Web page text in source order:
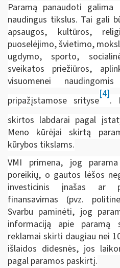
Paramą panaudoti
naudingus tikslus. Tai gali
apsaugos, kultūros,
puoselėjimo, švietimo,
ugdymo, sporto,
sveikatos priežiūros,
visuomenei
pripažįstamose srityse
[4]
.
skirtos labdarai pagal
Meno kūrėjai skirtą
kūrybos tikslams.
VMI primena, jog
poreikių, o gautos lėšos
investicinis įnašas ar
finansavimas (pvz.
Svarbu paminėti, jog
informaciją apie paramą
reklamai skirti daugiau nei
išlaidos didesnės, jos
pagal paramos paskirtį.